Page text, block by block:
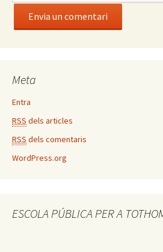
Meta
Entra
RSS dels articles
RSS dels comentaris
WordPress.org
ESCOLA PÚBLICA PER A